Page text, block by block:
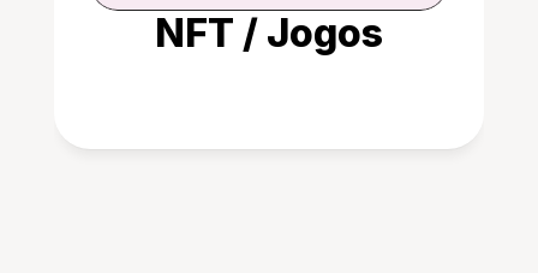
NFT / Jogos